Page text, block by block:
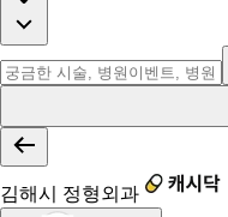
김해시 정형외과